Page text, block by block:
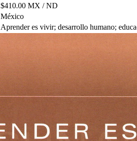
$410.00 MX / ND
México
Aprender es vivir; desarrollo humano;